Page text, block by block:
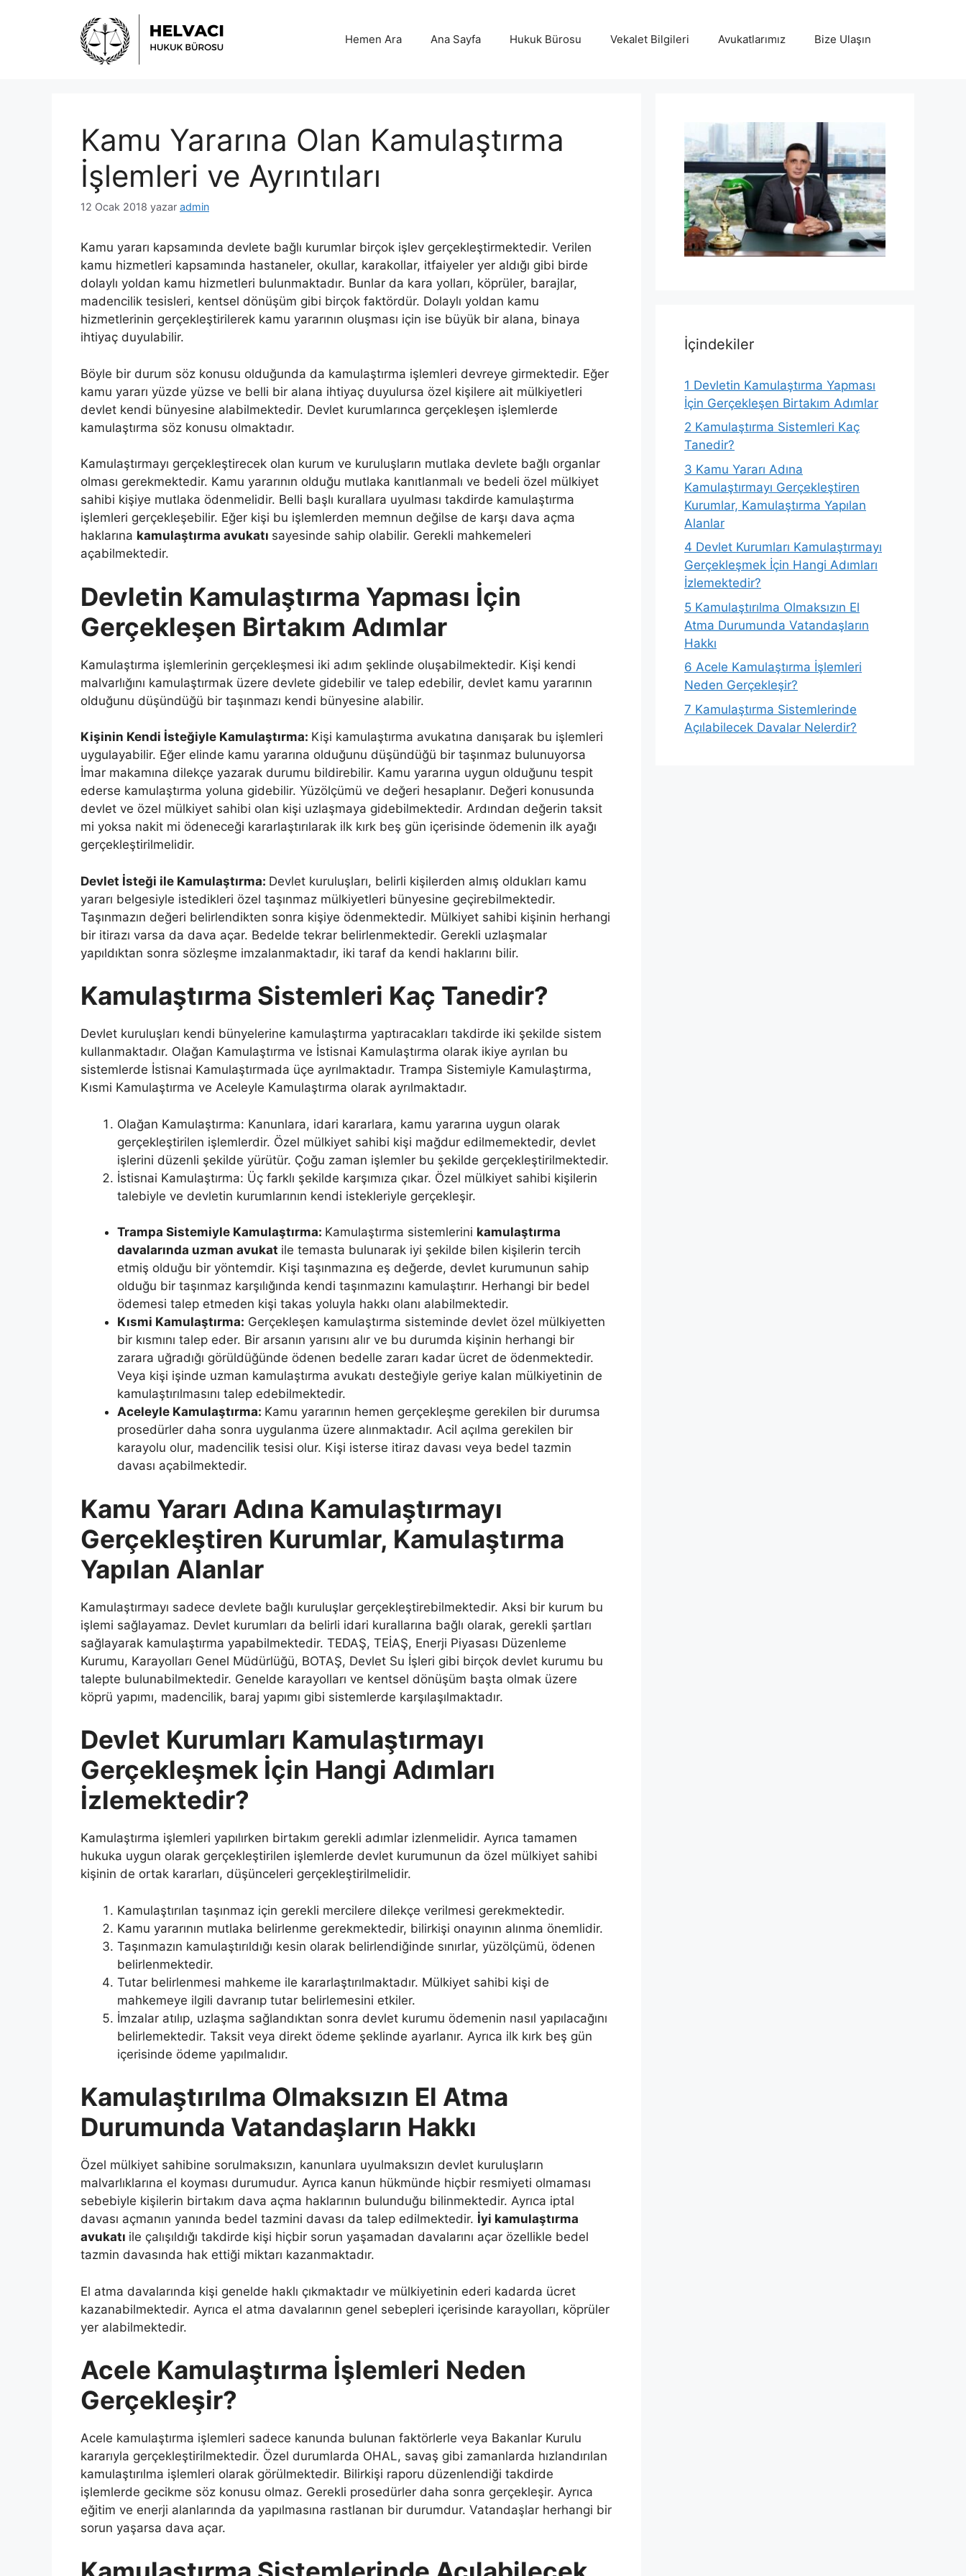
Hemen Ara Ana Sayfa Hukuk Bürosu Vekalet Bilgileri Avukatlarımız Bize Ulaşın
Kamu Yararına Olan Kamulaştırma
İşlemleri ve Ayrıntıları
12 Ocak 2018 yazar admin
Kamu yararı kapsamında devlete bağlı kurumlar birçok işlev gerçekleştirmektedir. Verilen
kamu hizmetleri kapsamında hastaneler, okullar, karakollar, itfaiyeler yer aldığı gibi birde
dolaylı yoldan kamu hizmetleri bulunmaktadır. Bunlar da kara yolları, köprüler, barajlar,
madencilik tesisleri, kentsel dönüşüm gibi birçok faktördür. Dolaylı yoldan kamu
hizmetlerinin gerçekleştirilerek kamu yararının oluşması için ise büyük bir alana, binaya
ihtiyaç duyulabilir.
Böyle bir durum söz konusu olduğunda da kamulaştırma işlemleri devreye girmektedir. Eğer
kamu yararı yüzde yüzse ve belli bir alana ihtiyaç duyulursa özel kişilere ait mülkiyetleri
devlet kendi bünyesine alabilmektedir. Devlet kurumlarınca gerçekleşen işlemlerde
kamulaştırma söz konusu olmaktadır.
Kamulaştırmayı gerçekleştirecek olan kurum ve kuruluşların mutlaka devlete bağlı organlar
olması gerekmektedir. Kamu yararının olduğu mutlaka kanıtlanmalı ve bedeli özel mülkiyet
sahibi kişiye mutlaka ödenmelidir. Belli başlı kurallara uyulması takdirde kamulaştırma
işlemleri gerçekleşebilir. Eğer kişi bu işlemlerden memnun değilse de karşı dava açma
haklarına kamulaştırma avukatı sayesinde sahip olabilir. Gerekli mahkemeleri
açabilmektedir.
Devletin Kamulaştırma Yapması İçin
Gerçekleşen Birtakım Adımlar
Kamulaştırma işlemlerinin gerçekleşmesi iki adım şeklinde oluşabilmektedir. Kişi kendi
malvarlığını kamulaştırmak üzere devlete gidebilir ve talep edebilir, devlet kamu yararının
olduğunu düşündüğü bir taşınmazı kendi bünyesine alabilir.
Kişinin Kendi İsteğiyle Kamulaştırma: Kişi kamulaştırma avukatına danışarak bu işlemleri
uygulayabilir. Eğer elinde kamu yararına olduğunu düşündüğü bir taşınmaz bulunuyorsa
İmar makamına dilekçe yazarak durumu bildirebilir. Kamu yararına uygun olduğunu tespit
ederse kamulaştırma yoluna gidebilir. Yüzölçümü ve değeri hesaplanır. Değeri konusunda
devlet ve özel mülkiyet sahibi olan kişi uzlaşmaya gidebilmektedir. Ardından değerin taksit
mi yoksa nakit mi ödeneceği kararlaştırılarak ilk kırk beş gün içerisinde ödemenin ilk ayağı
gerçekleştirilmelidir.
Devlet İsteği ile Kamulaştırma: Devlet kuruluşları, belirli kişilerden almış oldukları kamu
yararı belgesiyle istedikleri özel taşınmaz mülkiyetleri bünyesine geçirebilmektedir.
Taşınmazın değeri belirlendikten sonra kişiye ödenmektedir. Mülkiyet sahibi kişinin herhangi
bir itirazı varsa da dava açar. Bedelde tekrar belirlenmektedir. Gerekli uzlaşmalar
yapıldıktan sonra sözleşme imzalanmaktadır, iki taraf da kendi haklarını bilir.
Kamulaştırma Sistemleri Kaç Tanedir?
Devlet kuruluşları kendi bünyelerine kamulaştırma yaptıracakları takdirde iki şekilde sistem
kullanmaktadır. Olağan Kamulaştırma ve İstisnai Kamulaştırma olarak ikiye ayrılan bu
sistemlerde İstisnai Kamulaştırmada üçe ayrılmaktadır. Trampa Sistemiyle Kamulaştırma,
Kısmi Kamulaştırma ve Aceleyle Kamulaştırma olarak ayrılmaktadır.
Olağan Kamulaştırma: Kanunlara, idari kararlara, kamu yararına uygun olarak
gerçekleştirilen işlemlerdir. Özel mülkiyet sahibi kişi mağdur edilmemektedir, devlet
işlerini düzenli şekilde yürütür. Çoğu zaman işlemler bu şekilde gerçekleştirilmektedir.
İstisnai Kamulaştırma: Üç farklı şekilde karşımıza çıkar. Özel mülkiyet sahibi kişilerin
talebiyle ve devletin kurumlarının kendi istekleriyle gerçekleşir.
Trampa Sistemiyle Kamulaştırma: Kamulaştırma sistemlerini kamulaştırma
davalarında uzman avukat ile temasta bulunarak iyi şekilde bilen kişilerin tercih
etmiş olduğu bir yöntemdir. Kişi taşınmazına eş değerde, devlet kurumunun sahip
olduğu bir taşınmaz karşılığında kendi taşınmazını kamulaştırır. Herhangi bir bedel
ödemesi talep etmeden kişi takas yoluyla hakkı olanı alabilmektedir.
Kısmi Kamulaştırma: Gerçekleşen kamulaştırma sisteminde devlet özel mülkiyetten
bir kısmını talep eder. Bir arsanın yarısını alır ve bu durumda kişinin herhangi bir
zarara uğradığı görüldüğünde ödenen bedelle zararı kadar ücret de ödenmektedir.
Veya kişi işinde uzman kamulaştırma avukatı desteğiyle geriye kalan mülkiyetinin de
kamulaştırılmasını talep edebilmektedir.
Aceleyle Kamulaştırma: Kamu yararının hemen gerçekleşme gerekilen bir durumsa
prosedürler daha sonra uygulanma üzere alınmaktadır. Acil açılma gerekilen bir
karayolu olur, madencilik tesisi olur. Kişi isterse itiraz davası veya bedel tazmin
davası açabilmektedir.
Kamu Yararı Adına Kamulaştırmayı
Gerçekleştiren Kurumlar, Kamulaştırma
Yapılan Alanlar
Kamulaştırmayı sadece devlete bağlı kuruluşlar gerçekleştirebilmektedir. Aksi bir kurum bu
işlemi sağlayamaz. Devlet kurumları da belirli idari kurallarına bağlı olarak, gerekli şartları
sağlayarak kamulaştırma yapabilmektedir. TEDAŞ, TEİAŞ, Enerji Piyasası Düzenleme
Kurumu, Karayolları Genel Müdürlüğü, BOTAŞ, Devlet Su İşleri gibi birçok devlet kurumu bu
talepte bulunabilmektedir. Genelde karayolları ve kentsel dönüşüm başta olmak üzere
köprü yapımı, madencilik, baraj yapımı gibi sistemlerde karşılaşılmaktadır.
Devlet Kurumları Kamulaştırmayı
Gerçekleşmek İçin Hangi Adımları
İzlemektedir?
Kamulaştırma işlemleri yapılırken birtakım gerekli adımlar izlenmelidir. Ayrıca tamamen
hukuka uygun olarak gerçekleştirilen işlemlerde devlet kurumunun da özel mülkiyet sahibi
kişinin de ortak kararları, düşünceleri gerçekleştirilmelidir.
Kamulaştırılan taşınmaz için gerekli mercilere dilekçe verilmesi gerekmektedir.
Kamu yararının mutlaka belirlenme gerekmektedir, bilirkişi onayının alınma önemlidir.
Taşınmazın kamulaştırıldığı kesin olarak belirlendiğinde sınırlar, yüzölçümü, ödenen
belirlenmektedir.
Tutar belirlenmesi mahkeme ile kararlaştırılmaktadır. Mülkiyet sahibi kişi de
mahkemeye ilgili davranıp tutar belirlemesini etkiler.
İmzalar atılıp, uzlaşma sağlandıktan sonra devlet kurumu ödemenin nasıl yapılacağını
belirlemektedir. Taksit veya direkt ödeme şeklinde ayarlanır. Ayrıca ilk kırk beş gün
içerisinde ödeme yapılmalıdır.
Kamulaştırılma Olmaksızın El Atma
Durumunda Vatandaşların Hakkı
Özel mülkiyet sahibine sorulmaksızın, kanunlara uyulmaksızın devlet kuruluşların
malvarlıklarına el koyması durumudur. Ayrıca kanun hükmünde hiçbir resmiyeti olmaması
sebebiyle kişilerin birtakım dava açma haklarının bulunduğu bilinmektedir. Ayrıca iptal
davası açmanın yanında bedel tazmini davası da talep edilmektedir. İyi kamulaştırma
avukatı ile çalışıldığı takdirde kişi hiçbir sorun yaşamadan davalarını açar özellikle bedel
tazmin davasında hak ettiği miktarı kazanmaktadır.
El atma davalarında kişi genelde haklı çıkmaktadır ve mülkiyetinin ederi kadarda ücret
kazanabilmektedir. Ayrıca el atma davalarının genel sebepleri içerisinde karayolları, köprüler
yer alabilmektedir.
Acele Kamulaştırma İşlemleri Neden
Gerçekleşir?
Acele kamulaştırma işlemleri sadece kanunda bulunan faktörlerle veya Bakanlar Kurulu
kararıyla gerçekleştirilmektedir. Özel durumlarda OHAL, savaş gibi zamanlarda hızlandırılan
kamulaştırılma işlemleri olarak görülmektedir. Bilirkişi raporu düzenlendiği takdirde
işlemlerde gecikme söz konusu olmaz. Gerekli prosedürler daha sonra gerçekleşir. Ayrıca
eğitim ve enerji alanlarında da yapılmasına rastlanan bir durumdur. Vatandaşlar herhangi bir
sorun yaşarsa dava açar.
İçindekiler
1 Devletin Kamulaştırma Yapması
İçin Gerçekleşen Birtakım Adımlar
2 Kamulaştırma Sistemleri Kaç
Tanedir?
3 Kamu Yararı Adına
Kamulaştırmayı Gerçekleştiren
Kurumlar, Kamulaştırma Yapılan
Alanlar
4 Devlet Kurumları Kamulaştırmayı
Gerçekleşmek İçin Hangi Adımları
İzlemektedir?
5 Kamulaştırılma Olmaksızın El
Atma Durumunda Vatandaşların
Hakkı
6 Acele Kamulaştırma İşlemleri
Neden Gerçekleşir?
7 Kamulaştırma Sistemlerinde
Açılabilecek Davalar Nelerdir?